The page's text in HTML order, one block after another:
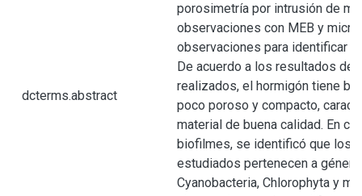
dcterms.abstract
porosimetría por intrusión de
observaciones con MEB y
observaciones para identificar
De acuerdo a los resultados de
realizados, el hormigón tiene
poco poroso y compacto,
material de buena calidad. En
biofilmes, se identificó que los
estudiados pertenecen a
Cyanobacteria, Chlorophyta y